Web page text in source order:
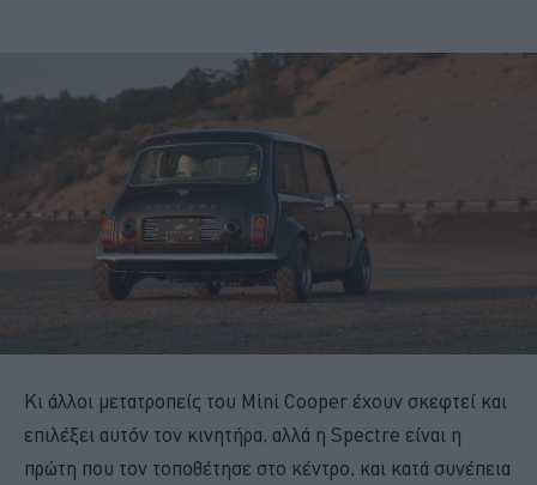
Κι άλλοι μετατροπείς του Mini Cooper έχουν σκεφτεί και
επιλέξει αυτόν τον κινητήρα, αλλά η Spectre είναι η
πρώτη που τον τοποθέτησε στο κέντρο, και κατά συνέπεια